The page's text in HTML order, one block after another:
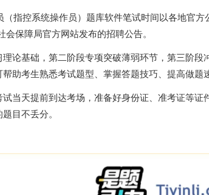
指控系统操作员）题库软件笔试时间以各地官方
保障局官方网站发布的招聘公告。
论基础，第二阶段专项突破薄弱环节，第三阶段
助考生熟悉考试题型、掌握答题技巧、提高做题
当天提前到达考场，准备好身份证、准考证等证
目不丢分。